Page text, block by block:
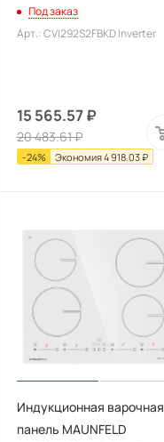
Под заказ
Арт.: CVI292S2FBKD Inverter
15 565.57₽
20 483.61₽
-24% Экономия4 918.03₽
Индукционная варочная
панель MAUNFELD